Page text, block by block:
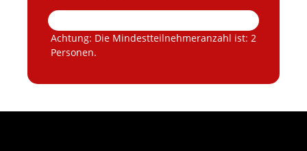
Achtung: Die Mindestteilnehmeranzahl ist: 2
Personen.